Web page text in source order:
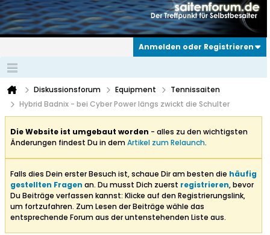
Anmelden oder Registrieren
Diskussionsforum Equipment
Tennissaiten
Hybrid Badnix - bei Cyber Power längs zwickt die Schulter
Die Website ist umgebaut worden - alles zu den wichtigsten
Änderungen findest Du in demArtikel zum Relaunch.
Falls dies Dein erster Besuch ist, schaue Dir am besten die häufig
gestellten Fragen an. Du musst Dich zuerst registrieren, bevor
Du Beiträge verfassen kannst: Klicke auf den Registrierungslink,
um fortzufahren. Zum Lesen der Beiträge wähle das
entsprechende Forum aus der untenstehenden Liste aus.